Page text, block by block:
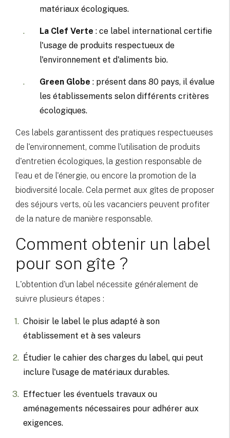
matériaux écologiques.
La Clef Verte : ce label international certifie
l'usage de produits respectueux de
l'environnement et d'aliments bio.
Green Globe : présent dans 80 pays, il évalue
les établissements selon différents critères
écologiques.
Ces labels garantissent des pratiques respectueuses
de l'environnement, comme l'utilisation de produits
d'entretien écologiques, la gestion responsable de
l'eau et de l'énergie, ou encore la promotion de la
biodiversité locale. Cela permet aux gîtes de proposer
des séjours verts, où les vacanciers peuvent profiter
de la nature de manière responsable.
Comment obtenir un label
pour son gîte ?
L'obtention d'un label nécessite généralement de
suivre plusieurs étapes :
Choisir le label le plus adapté à son
établissement et à ses valeurs
Étudier le cahier des charges du label, qui peut
inclure l'usage de matériaux durables.
Effectuer les éventuels travaux ou
aménagements nécessaires pour adhérer aux
exigences.